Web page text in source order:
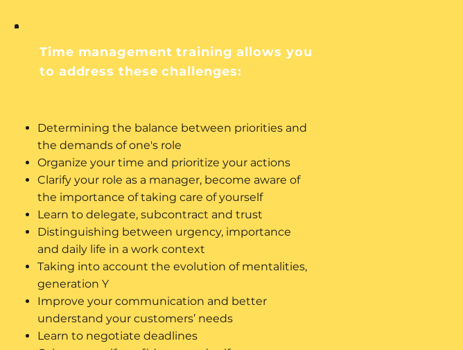
Time management training allows you
to address these challenges:
Determining the balance between priorities and
the demands of one's role
Organize your time and prioritize your actions
Clarify your role as a manager, become aware of
the importance of taking care of yourself
Learn to delegate, subcontract and trust
Distinguishing between urgency, importance
and daily life in a work context
Taking into account the evolution of mentalities,
generation Y
Improve your communication and better
understand your customers’ needs
Learn to negotiate deadlines